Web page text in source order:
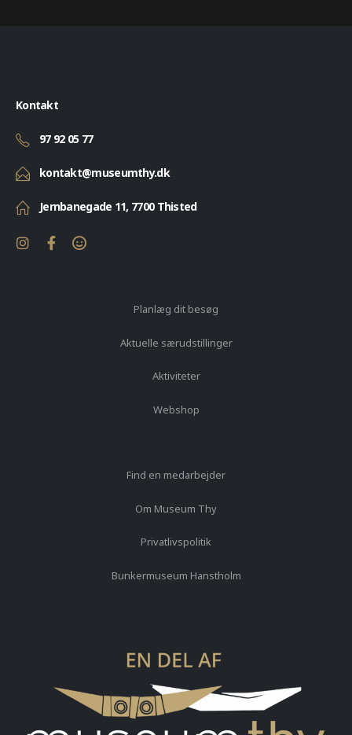
Kontakt
97 92 05 77
kontakt@museumthy.dk
Jernbanegade 11, 7700 Thisted
Planlæg dit besøg
Aktuelle særudstillinger
Aktiviteter
Webshop
Find en medarbejder
Om Museum Thy
Privatlivspolitik
Bunkermuseum Hanstholm